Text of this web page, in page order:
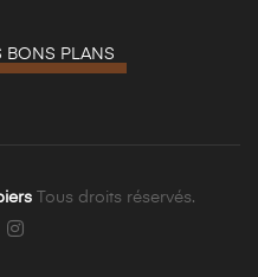
BONS PLANS
Tous droits réservés.